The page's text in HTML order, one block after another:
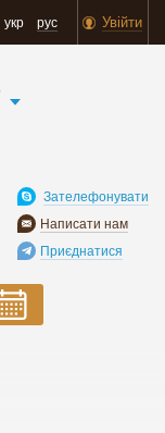
укр рус Увійти
Зателефонувати
Написати нам
Приєднатися